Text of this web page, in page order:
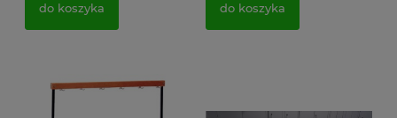
do koszyka do koszyka